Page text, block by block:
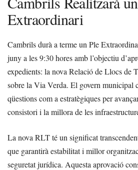
Extraordinari
Cambrils durà a terme un Ple
juny a les 9:30 hores amb l’objectiu
expedients: la nova Relació de Llocs de
sobre la Via Verda. El govern municipal
qüestions com a estratègiques per
consistori i la millora de les
La nova RLT té un significat
que garantirà estabilitat i millor
seguretat jurídica. Aquesta aprovació